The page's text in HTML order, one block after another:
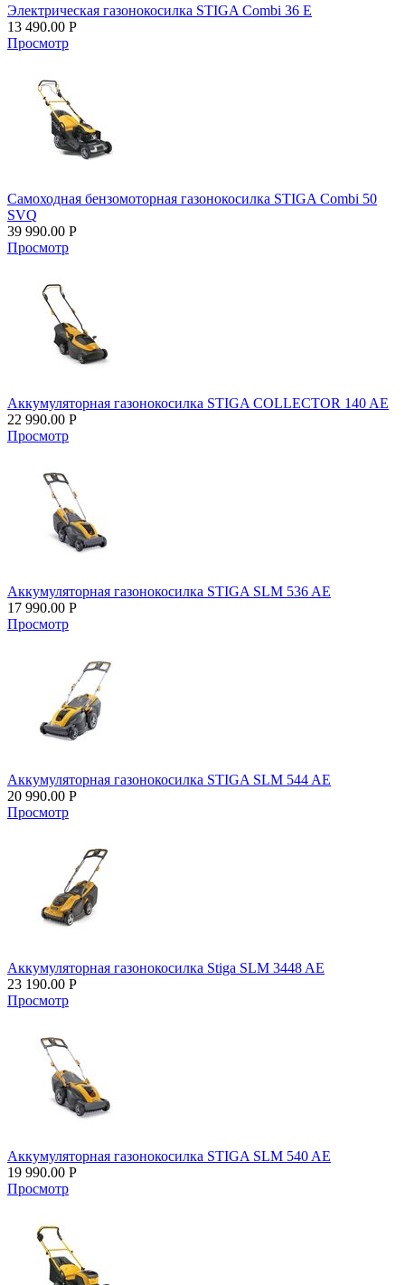
Электрическая газонокосилка STIGA Combi 36 E
13 490.00 Р
Просмотр
Самоходная бензомоторная газонокосилка STIGA Combi 50
SVQ
39 990.00 Р
Просмотр
Аккумуляторная газонокосилка STIGA COLLECTOR 140 AE
22 990.00 Р
Просмотр
Аккумуляторная газонокосилка STIGA SLM 536 AE
17 990.00 Р
Просмотр
Аккумуляторная газонокосилка STIGA SLM 544 AE
20 990.00 Р
Просмотр
Аккумуляторная газонокосилка Stiga SLM 3448 AE
23 190.00 Р
Просмотр
Аккумуляторная газонокосилка STIGA SLM 540 AE
19 990.00 Р
Просмотр